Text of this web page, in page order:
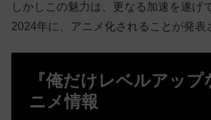
しかしこの魅力は、更なる加速を遂げ
2024年に、アニメ化されることが発表
『俺だけレベルアップ
ニメ情報